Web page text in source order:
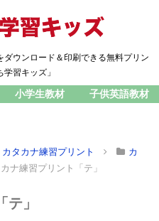
ウンロード＆印刷できる無料プリン
学習キッズ」
小学生教材 子供英語教材
カタカナ練習プリント
カ
ナ練習プリント「テ」
」